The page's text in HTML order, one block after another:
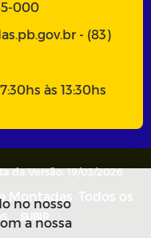
000
- (83)
às 13:30hs
da Versão: 19/03/2026
Montadas. Todos os
SUBIR
no nosso
a nossa